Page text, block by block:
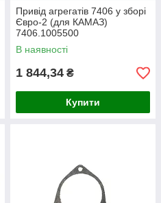
Привід агрегатів 7406 у зборі
Євро-2 (для КАМАЗ)
7406.1005500
В наявності
1 844,34 ₴
Купити